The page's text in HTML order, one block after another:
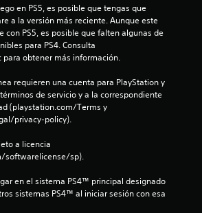
i
c
c
e
en PS5, es posible que tengas que
a la versión más reciente. Aunque este
con PS5, es posible que falten algunas de
para PS4. Consulta
para obtener más información.
requieren una cuenta para PlayStation y
de servicio y a la correspondiente
(playstation.com/Terms y
privacy-policy).
a licencia
softwarelicense/sp).
en el sistema PS4™ principal designado
sistemas PS4™ al iniciar sesión con esa